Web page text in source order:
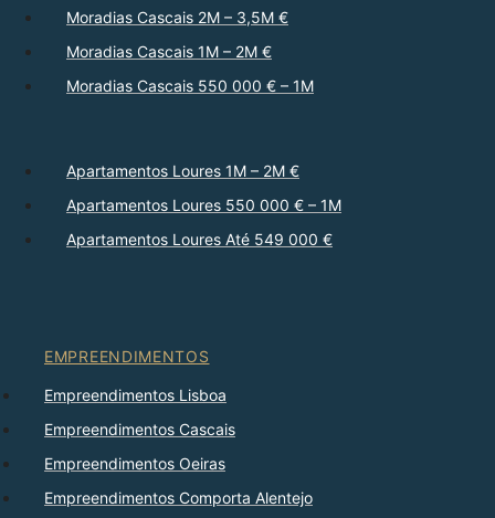
Moradias Cascais 2M – 3,5M €
Moradias Cascais 1M – 2M €
Moradias Cascais 550 000 € – 1M
Apartamentos Loures 1M – 2M €
Apartamentos Loures 550 000 € – 1M
Apartamentos Loures Até 549 000 €
EMPREENDIMENTOS
Empreendimentos Lisboa
Empreendimentos Cascais
Empreendimentos Oeiras
Empreendimentos Comporta Alentejo